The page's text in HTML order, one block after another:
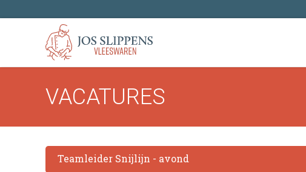
VACATURES
Teamleider Snijlijn - avond